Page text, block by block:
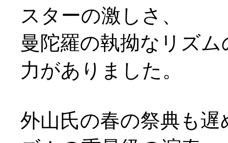
スターの激しさ、
曼陀羅の執拗なリズ
力がありました。
外山氏の春の祭典も